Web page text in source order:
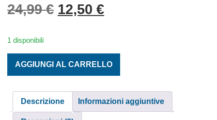
24,99€ Il prezzo originale era:
12,50 €Il prezzo attuale
1 disponibili
AGGIUNGI AL CARRELLO
Descrizione Informazioni aggiuntive